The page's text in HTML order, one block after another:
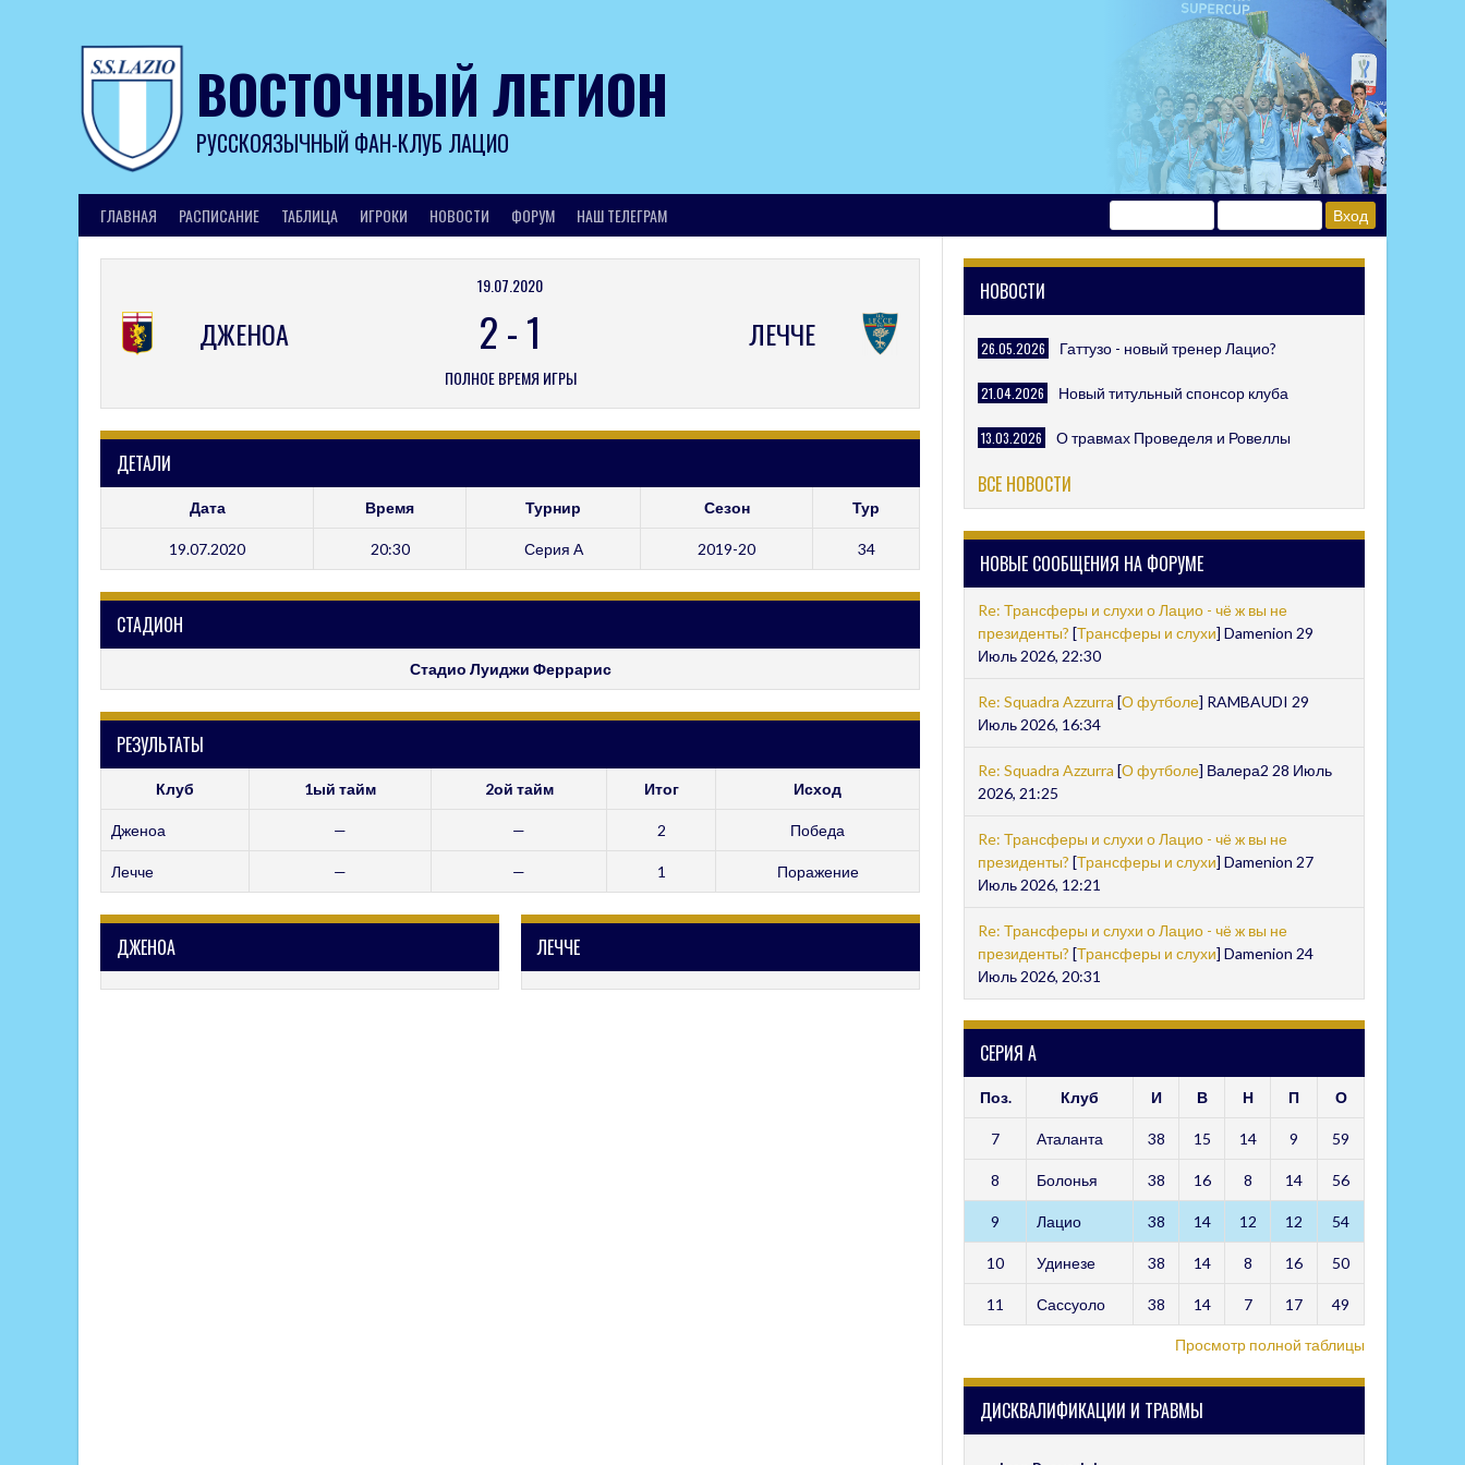
ВОСТОЧНЫЙ ЛЕГИОН
РУССКОЯЗЫЧНЫЙ ФАН-КЛУБ ЛАЦИО
ГЛАВНАЯ РАСПИСАНИЕ ТАБЛИЦА ИГРОКИ НОВОСТИ ФОРУМ НАШ ТЕЛЕГРАМ
ДЖЕНОА ЛЕЧЧЕ
19.07.2020
2-1
ПОЛНОЕ ВРЕМЯ ИГРЫ
ДЕТАЛИ
Дата Время Турнир Сезон Тур
19.07.2020 20:30 Серия А 2019-20 34
СТАДИОН
Стадио Луиджи Феррарис
РЕЗУЛЬТАТЫ
Клуб 1ый тайм 2ой тайм Итог Исход
Дженоа — — 2 Победа
Лечче — — 1 Поражение
ДЖЕНОА ЛЕЧЧЕ
НОВОСТИ
26.05.2026 Гаттузо - новый тренер Лацио?
21.04.2026 Новый титульный спонсор клуба
13.03.2026 О травмах Проведеля и Ровеллы
ВСЕ НОВОСТИ
НОВЫЕ СООБЩЕНИЯ НА ФОРУМЕ
Re: Трансферы и слухи о Лацио - чё ж вы не
президенты? [Трансферы и слухи] Damenion 29
Июль 2026, 22:30
Re: Squadra Azzurra [О футболе] RAMBAUDI 29
Июль 2026, 16:34
Re: Squadra Azzurra [О футболе] Валера2 28 Июль
2026, 21:25
Re: Трансферы и слухи о Лацио - чё ж вы не
президенты? [Трансферы и слухи] Damenion 27
Июль 2026, 12:21
Re: Трансферы и слухи о Лацио - чё ж вы не
президенты? [Трансферы и слухи] Damenion 24
Июль 2026, 20:31
СЕРИЯ А
Поз. Клуб И В Н П О
7 Аталанта 38 15 14 9 59
8 Болонья 38 16 8 14 56
9 Лацио 38 14 12 12 54
10 Удинезе 38 14 8 16 50
11 Сассуоло 38 14 7 17 49
Просмотр полной таблицы
ДИСКВАЛИФИКАЦИИ И ТРАВМЫ